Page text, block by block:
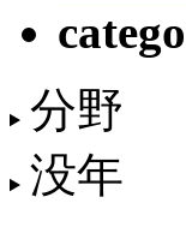
分野
没年